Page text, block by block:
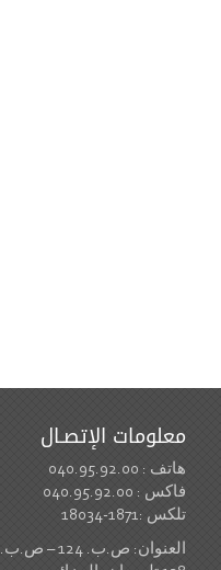
معلومات الإتصـال
هاتف : 040.95.92.00
فاكس : 040.95.92.00
تلكس :1871-18034
العنوان: ص.ب. 124 – ص.ب.